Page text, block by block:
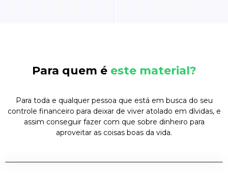
Para quem é este material?
Para toda e qualquer pessoa que está em busca do seu
controle financeiro para deixar de viver atolado em dívidas, e
assim conseguir fazer com que sobre dinheiro para
aproveitar as coisas boas da vida.